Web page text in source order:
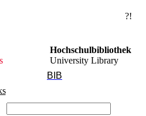
?!
Hochschulbibliothek
University Library
BIB